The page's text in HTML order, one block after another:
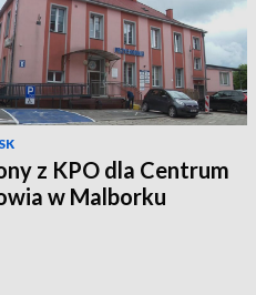
z KPO dla Centrum
w Malborku